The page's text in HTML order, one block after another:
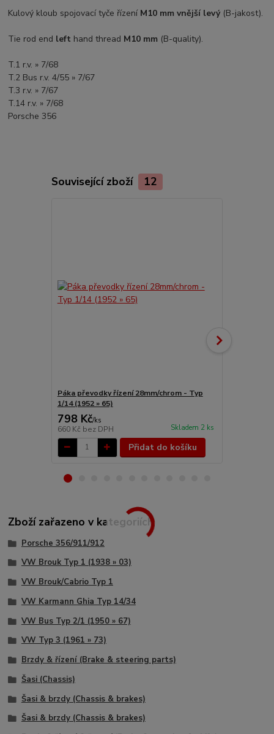
Kulový kloub spojovací tyče řízení M10 mm vnější levý(B-jakost).
Tie rod end left hand thread M10 mm (B-quality).
T.1 r.v. » 7/68
T.2 Bus r.v. 4/55 » 7/67
T.3 r.v. » 7/67
T.14 r.v. » 7/68
Porsche 356
Související zboží 12
Páka převodky řízení 28mm/chrom - Typ
1/14 (1952 » 65)
798 Kč/ks
660 Kč bez DPH Skladem 2 ks
Přidat do košíku
Zboží zařazeno v kategoriích
Porsche 356/911/912
VW Brouk Typ 1 (1938 » 03)
VW Brouk/Cabrio Typ 1
VW Karmann Ghia Typ 14/34
VW Bus Typ 2/1 (1950 » 67)
VW Typ 3 (1961 » 73)
Brzdy & řízení (Brake & steering parts)
Šasi (Chassis)
Šasi & brzdy (Chassis & brakes)
Šasi & brzdy (Chassis & brakes)